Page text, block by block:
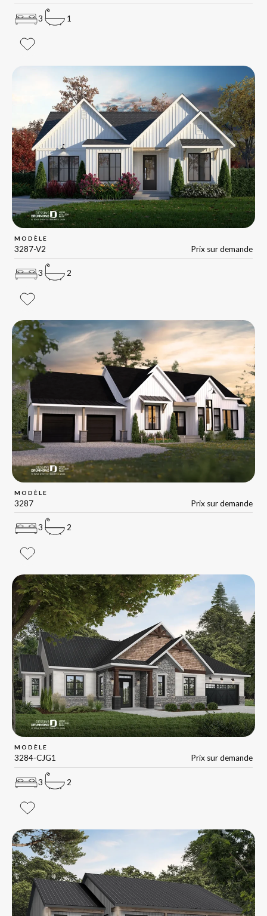
3 1
MODÈLE
3287-V2 Prix sur demande
3 2
MODÈLE
3287 Prix sur demande
3 2
MODÈLE
3284-CJG1 Prix sur demande
3 2